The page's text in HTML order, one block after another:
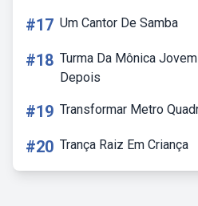
#17 Um Cantor De Samba
#18 Turma Da Mônica
Depois
#19 Transformar Metro
#20 Trança Raiz Em Criança